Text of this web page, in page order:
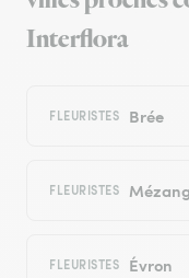
Interflora
FLEURISTES Brée
FLEURISTES
FLEURISTES Évron